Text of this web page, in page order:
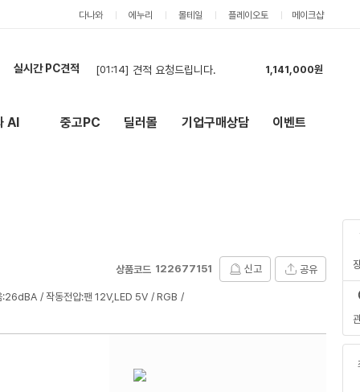
다나와 에누리 몰테일 플레이오토 메이크샵
실시간 PC견적 [01:14] 견적 요청드립니다.
1,141,000원
[00:44]견적 요청드립니다.
2,908,000원
호환성 검사 및 선정리 이쁘게 해주시면 감사드리겠습니다4,950,000원
AI 중고PC 딜러몰 기업구매상담 이벤트
상품코드 122677151 신고 공유
:26dBA 작동전압:팬 12V,LED 5V
RGB